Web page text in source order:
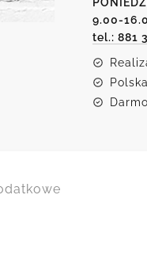
bandżo
9.00-
tel.: 881